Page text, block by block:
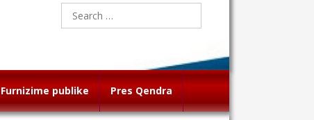
Search
for:
Furnizime publike Pres Qendra